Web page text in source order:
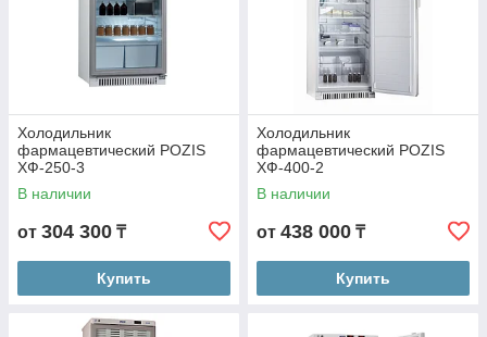
Холодильник
фармацевтический POZIS
ХФ-250-3
В наличии
от 304 300 ₸
Купить
Холодильник
фармацевтический POZIS
ХФ-400-2
В наличии
от 438 000 ₸
Купить